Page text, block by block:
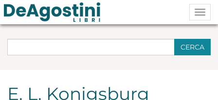
CERCA
E. L. Konigsburg